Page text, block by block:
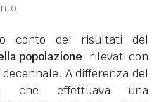
conto dei risultati del
popolazione, rilevati con
A differenza del
che effettuava una